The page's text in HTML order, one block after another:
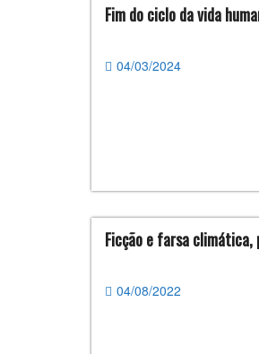
Fim do ciclo da vida
04/03/2024
Ficção e farsa climática,
04/08/2022